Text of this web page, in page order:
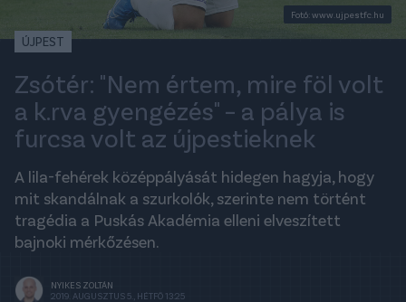
Fotó: www.ujpestfc.hu
ÚJPEST
Zsótér: "Nem értem, mire föl volt
a k.rva gyengézés" – a pálya is
furcsa volt az újpestieknek
A lila-fehérek középpályását hidegen hagyja, hogy
mit skandálnak a szurkolók, szerinte nem történt
tragédia a Puskás Akadémia elleni elveszített
bajnoki mérkőzésen.
NYIKES ZOLTÁN
2019. AUGUSZTUS 5., HÉTFŐ 13:25